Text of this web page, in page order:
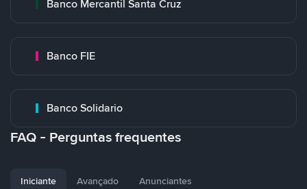
Banco Mercantil Santa Cruz
Banco FIE
Banco Solidario
FAQ - Perguntas frequentes
Iniciante Avançado Anunciantes